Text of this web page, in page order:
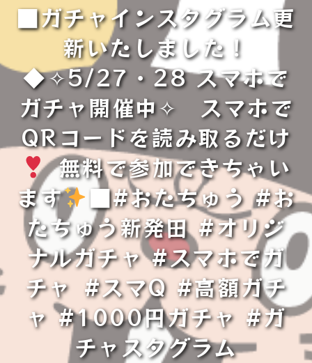
■ガチャインスタグラム更
新いたしました！
◆⁡✧︎5/27・28 スマホで
ガチャ開催中✧︎ ⁡ ⁡スマホで
QRコードを読み取るだけ
⁡ ⁡無料で参加できちゃい
ます
⁡■#おたちゅう #お
たちゅう新発田 #オリジ
ナルガチャ #スマホでガ
チャ⁡ ⁡#スマQ #高額ガチ
ャ #1000円ガチャ #ガ
チャスタグラム